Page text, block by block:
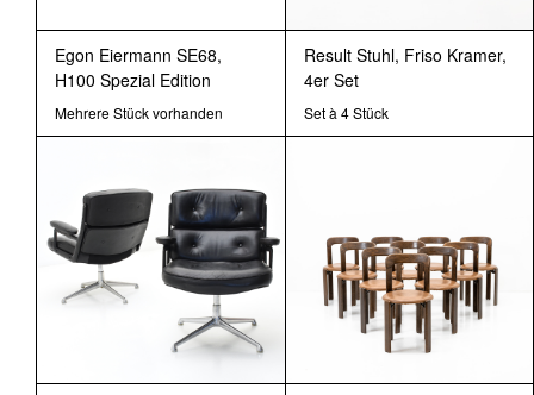
Egon Eiermann SE68,
H100 Spezial Edition
Mehrere Stück vorhanden
Result Stuhl, Friso Kramer,
4er Set
Set à 4 Stück